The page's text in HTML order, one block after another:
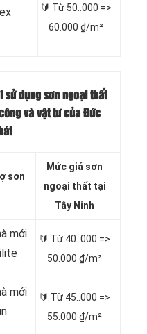
🔰 Từ 50..000 =>
60.000 ₫/m²
sử dụng sơn ngoại thất
và vật tư của Đức
sơn
Mức giá sơn
ngoại thất tại
Tây Ninh
mới
🔰 Từ 40..000 =>
50.000 ₫/m²
mới
🔰 Từ 45..000 =>
55.000 ₫/m²